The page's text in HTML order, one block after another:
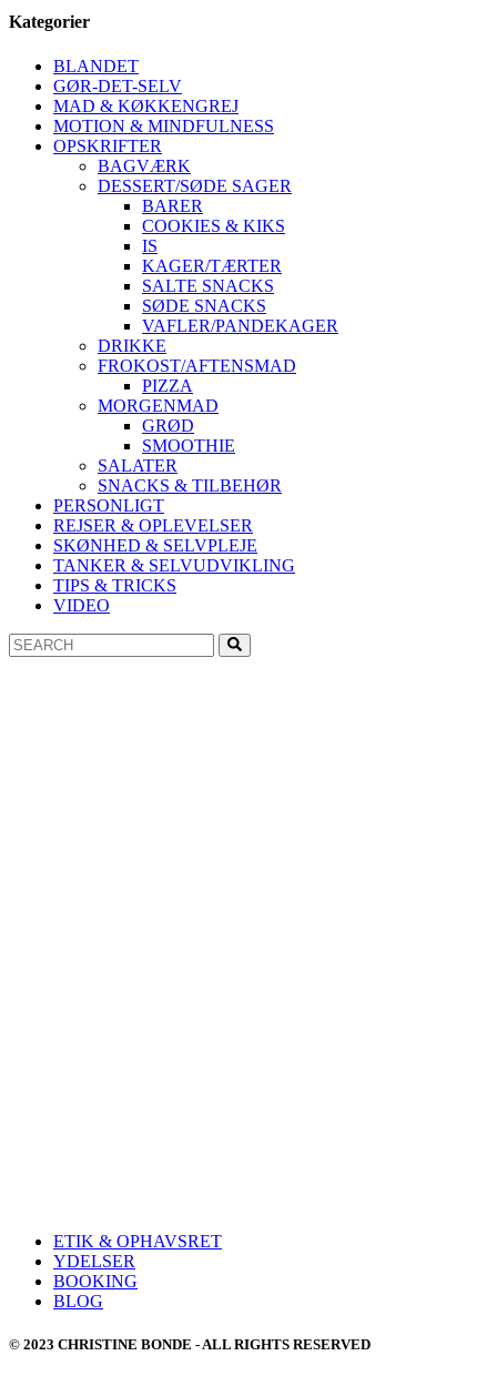
Kategorier
BLANDET
GØR-DET-SELV
MAD & KØKKENGREJ
MOTION & MINDFULNESS
OPSKRIFTER
BAGVÆRK
DESSERT/SØDE SAGER
BARER
COOKIES & KIKS
IS
KAGER/TÆRTER
SALTE SNACKS
SØDE SNACKS
VAFLER/PANDEKAGER
DRIKKE
FROKOST/AFTENSMAD
PIZZA
MORGENMAD
GRØD
SMOOTHIE
SALATER
SNACKS & TILBEHØR
PERSONLIGT
REJSER & OPLEVELSER
SKØNHED & SELVPLEJE
TANKER & SELVUDVIKLING
TIPS & TRICKS
VIDEO
Search
for:
ETIK & OPHAVSRET
YDELSER
BOOKING
BLOG
© 2023 CHRISTINE BONDE - ALL RIGHTS RESERVED